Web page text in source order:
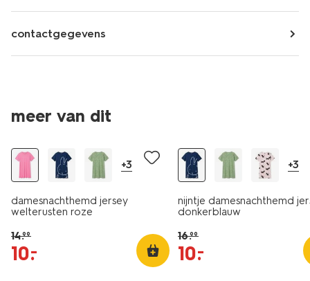
contactgegevens
meer van dit
sale
+3
damesnachthemd jersey
welterusten roze
14.99
10.
–
+3
nijntje damesnachthemd
donkerblauw
16.99
10.
–